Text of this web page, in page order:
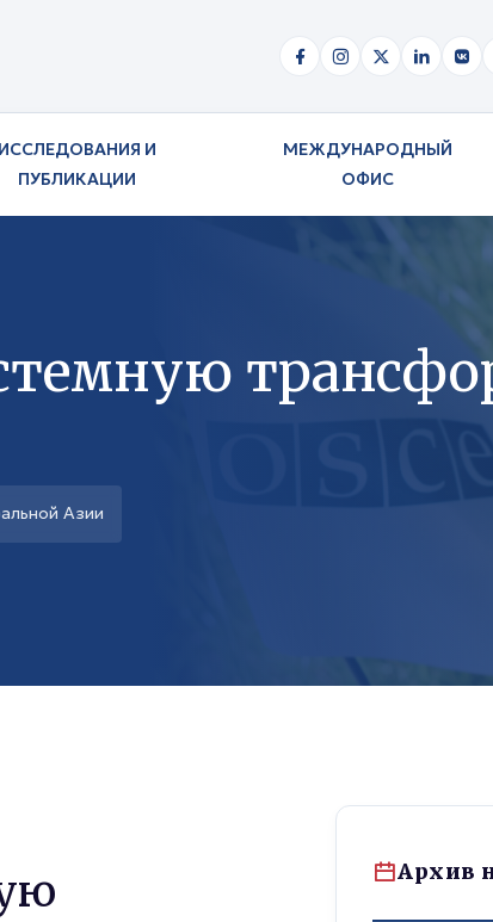
ИССЛЕДОВАНИЯ И
ПУБЛИКАЦИИ
МЕЖДУНАРОДНЫЙ
ОФИС
Азии
Архив